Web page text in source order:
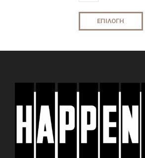
ΕΠΙΛΟΓΉ